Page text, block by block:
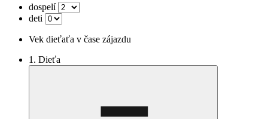
dospelí
deti
Vek dieťaťa v čase zájazdu
1. Dieťa